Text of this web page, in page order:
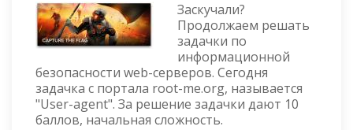
Заскучали?
Продолжаем решать
задачки по
информационной
безопасности web-серверов. Сегодня
задачка с портала root-me.org, называется
"User-agent". За решение задачки дают 10
баллов, начальная сложность.